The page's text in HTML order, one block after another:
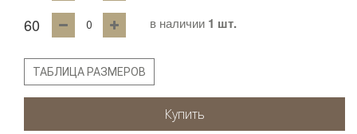
60 в наличии 1 шт.
ТАБЛИЦА РАЗМЕРОВ
Купить